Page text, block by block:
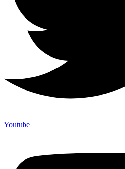
Youtube